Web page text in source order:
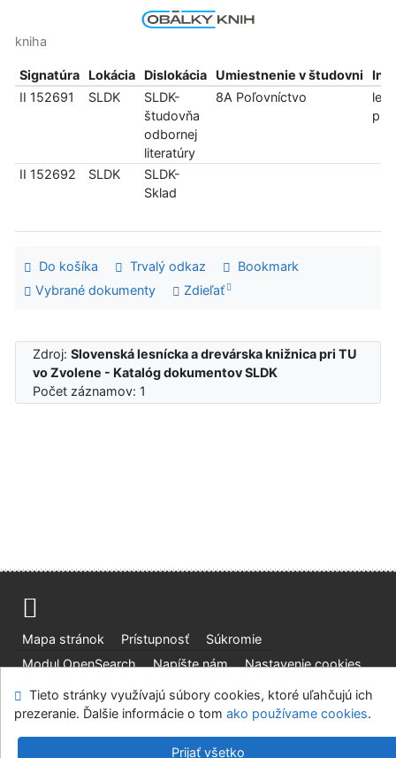
kniha
Signatúra Lokácia Dislokácia Umiestnenie v študovni
Info
II 152691
SLDK
SLDK-
študovňa
odbornej
literatúry
8A Poľovníctvo
len
II 152692 SLDK
SLDK-
Sklad
Do košíka Trvalý odkaz
Bookmark
Vybrané dokumenty
Zdieľať
Zdroj:Slovenská lesnícka a drevárska knižnica pri TU
vo Zvolene - Katalóg dokumentov SLDK
Počet záznamov: 1
Mapa stránok Prístupnosť
Súkromie
Modul OpenSearch
Napíšte nám Nastavenie cookies
Slovenská lesnícka a drevárska knižnica pri Technickej
v.4.8.63a-Cosmotron Slovakia, s.r.o.
Tieto stránky využívajú súbory cookies, ktoré uľahčujú ich
prezeranie. Ďalšie informácie o tom ako používame cookies.
Prijať všetko